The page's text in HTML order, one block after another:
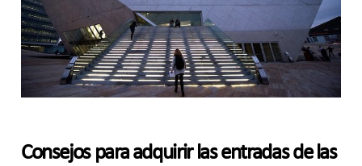
Consejos para adquirir las entradas de las